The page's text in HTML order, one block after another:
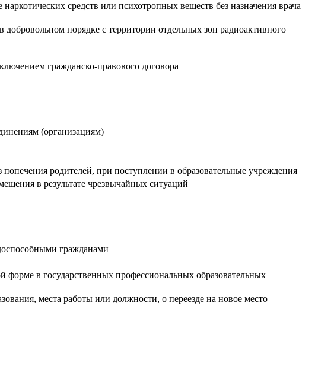
средств или психотропных веществ без назначения врача
порядке с территории отдельных зон радиоактивного
гражданско-правового договора
(организациям)
родителей, при поступлении в образовательные учреждения
в результате чрезвычайных ситуаций
гражданами
в государственных профессиональных образовательных
места работы или должности, о переезде на новое место